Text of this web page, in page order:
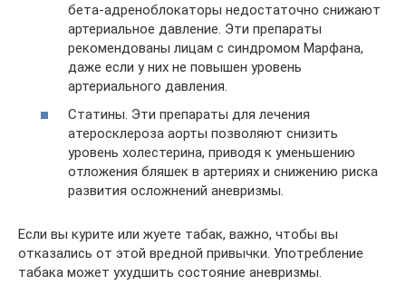
бета-адреноблокаторы недостаточно снижают
артериальное давление. Эти препараты
рекомендованы лицам с синдромом Марфана,
даже если у них не повышен уровень
артериального давления.
Статины. Эти препараты для лечения
атеросклероза аорты позволяют снизить
уровень холестерина, приводя к уменьшению
отложения бляшек в артериях и снижению риска
развития осложнений аневризмы.
Если вы курите или жуете табак, важно, чтобы вы
отказались от этой вредной привычки. Употребление
табака может ухудшить состояние аневризмы.